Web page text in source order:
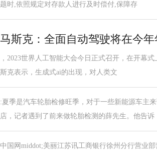
题时,依照规定对存款人进行及时偿付,保障存
马斯克：全面自动驾驶将在今
，2023世界人工智能大会今日正式召开，在开幕
斯克表示，生成式ai的出现，对人类文
:夏季是汽车轮胎检修旺季，对于一些新能源车主
店，记者遇到了前来做轮胎检测的薛先生。他告诉
中国网middot;美丽江苏讯工商银行徐州分行营业